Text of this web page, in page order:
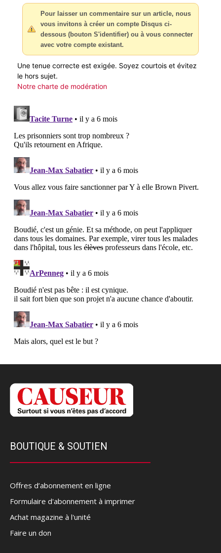
Pour laisser un commentaire sur un article, nous
vous invitons à créer un compte Disqus ci-
dessous (bouton S'identifier) ou à vous connecter
avec votre compte existant.
Une tenue correcte est exigée. Soyez courtois et évitez
le hors sujet.
Notre charte de modération
BOUTIQUE & SOUTIEN
Offres d’abonnement en ligne
Formulaire d'abonnement à imprimer
Achat magazine à l'unité
Faire un don